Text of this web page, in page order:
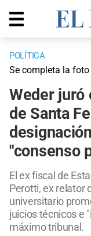
POLÍTICA
Se completa la foto
Weder juró
de Santa
"consenso
El ex fiscal de
Perotti, ex relator
universitario
juicios técnicos e
máximo tribunal.